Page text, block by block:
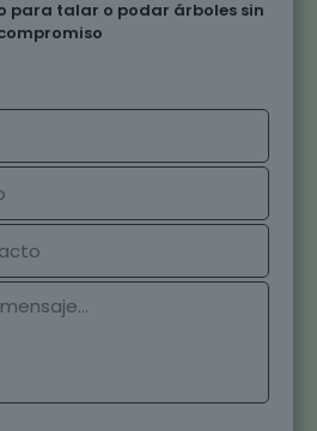
para talar o podar árboles sin